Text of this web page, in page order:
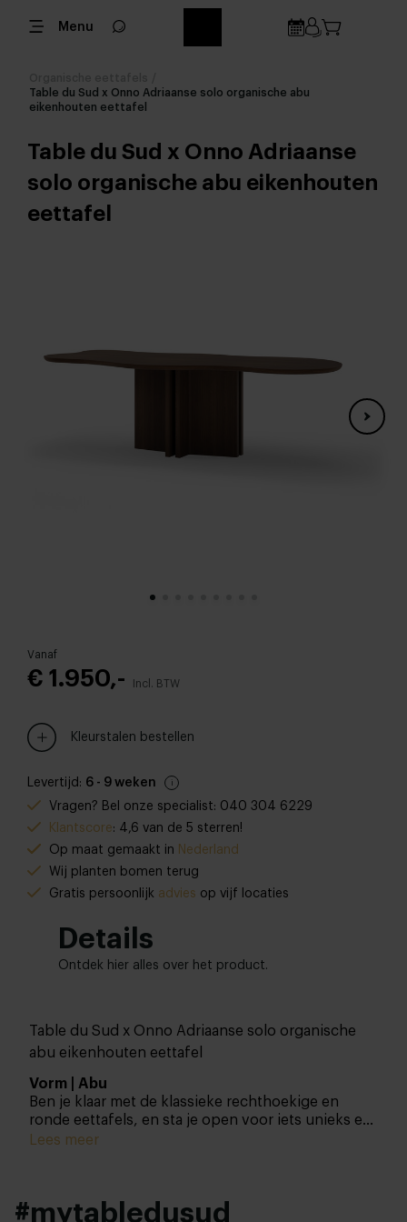
Menu
Table du Sud x Onno Adriaanse solo organische abu
eikenhouten eettafel
Table du Sud x Onno Adriaanse
solo organische abu eikenhouten
eettafel
Vanaf
€ 1.950,- Incl. BTW
Kleurstalen bestellen
Levertijd: 6 - 9 weken
Vragen? Bel onze specialist: 040 304 6229
Klantscore: 4,6 van de 5 sterren!
Op maat gemaakt in Nederland
Wij planten bomen terug
Gratis persoonlijk advies op vijf locaties
Details
Ontdek hier alles over het product.
Table du Sud x Onno Adriaanse solo organische
abu eikenhouten eettafel
Vorm | Abu
Ben je klaar met de klassieke rechthoekige en
ronde eettafels, en sta je open voor iets unieks en
organisch? Dan hebben we een paar opties voor
springt eruit dankzij een totaal ander blad met
Lees meer
#mytabledusud